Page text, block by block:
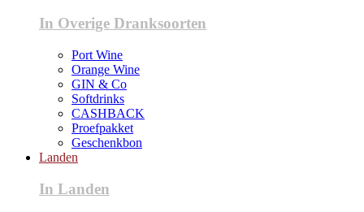
In Overige Dranksoorten
Port Wine
Orange Wine
GIN & Co
Softdrinks
CASHBACK
Proefpakket
Geschenkbon
Landen
In Landen